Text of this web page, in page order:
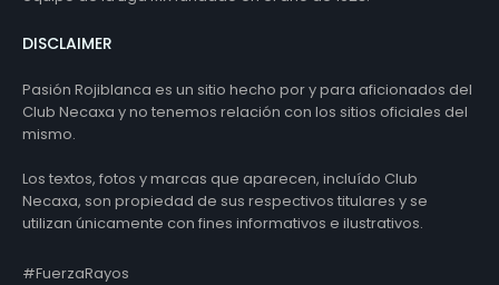
DISCLAIMER
Pasión Rojiblanca es un sitio hecho por y para aficionados del
Club Necaxa y no tenemos relación con los sitios oficiales del
mismo.
Los textos, fotos y marcas que aparecen, incluído Club
Necaxa, son propiedad de sus respectivos titulares y se
utilizan únicamente con fines informativos e ilustrativos.
#FuerzaRayos